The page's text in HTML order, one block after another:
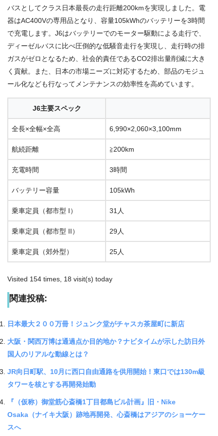
バスとしてクラス日本最長の走行距離200kmを実現しました。電
器はAC400Vの専用品となり、容量105kWhのバッテリーを3時間
で充電します。 J6はバッテリーでのモーター駆動による走行で、
ディーゼルバスに比べ圧倒的な低騒音走行を実現し、走行時の排
ガスがゼロとなるため、社会的責任であるCO2排出量削減に大き
く貢献。また、日本の市場ニーズに対応するため、部品のモジュ
ール化なども行なってメンテナンスの効率性を高めています。
J6主要スペック
全長×全幅×全高 6,990×2,060×3,100mm
航続距離 ≧200km
充電時間 3時間
バッテリー容量 105kWh
乗車定員（都市型 I） 31人
乗車定員（都市型 II） 29人
乗車定員（郊外型） 25人
Visited 154 times, 18 visit(s) today
関連投稿:
日本最大２００万冊！ジュンク堂がチャスカ茶屋町に新店
大阪・関西万博は通過点か目的地か？ナビタイムが示した訪日外
国人のリアルな動線とは？
JR向日町駅、10月に西口自由通路を供用開始！東口では130m級
タワーを核とする再開発始動
『（仮称）御堂筋心斎橋1丁目都島ビル計画』旧・Nike
Osaka（ナイキ大阪）跡地再開発、心斎橋はアジアのショーケー
スへ